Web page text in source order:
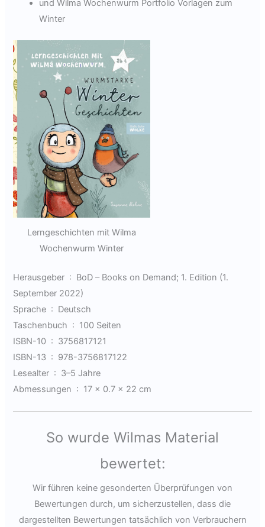
und Wilma Wochenwurm Portfolio Vorlagen zum
Winter
Lerngeschichten mit Wilma
Wochenwurm Winter
Herausgeber ‏ : ‎ BoD – Books on Demand; 1. Edition (1.
September 2022)
Sprache ‏ : ‎ Deutsch
Taschenbuch ‏ : ‎ 100 Seiten
ISBN-10 ‏ : ‎ 3756817121
ISBN-13 ‏ : ‎ 978-3756817122
Lesealter ‏ : ‎ 3–5 Jahre
Abmessungen ‏ : ‎ 17 x 0.7 x 22 cm
So wurde Wilmas Material
bewertet:
Wir führen keine gesonderten Überprüfungen von
Bewertungen durch, um sicherzustellen, dass die
dargestellten Bewertungen tatsächlich von Verbrauchern